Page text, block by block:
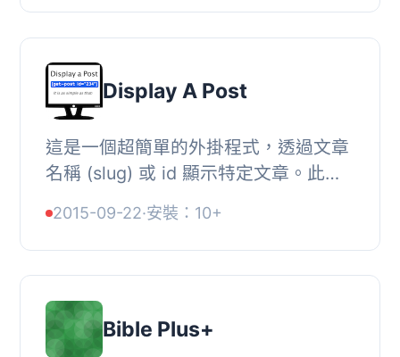
WordPre...
Display A Post
這是一個超簡單的外掛程式，透過文章
名稱 (slug) 或 id 顯示特定文章。此外
側邊欄或任何處理簡碼的地方使用。,
使用方法,...
2015-09-22·安裝：10+
Bible Plus+